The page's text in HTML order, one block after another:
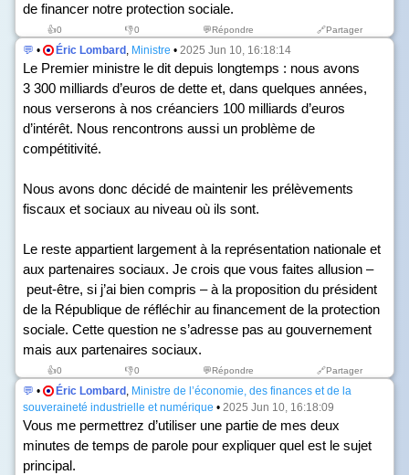
de financer notre protection sociale.
👍0 👎0 💬Répondre 🔗Partager
💬 • Éric Lombard , Ministre • 2025 Jun 10, 16:18:14
Le Premier ministre le dit depuis longtemps : nous avons
3 300 milliards d’euros de dette et, dans quelques années,
nous verserons à nos créanciers 100 milliards d’euros
d’intérêt. Nous rencontrons aussi un problème de
compétitivité.
Nous avons donc décidé de maintenir les prélèvements
fiscaux et sociaux au niveau où ils sont.
Le reste appartient largement à la représentation nationale et
aux partenaires sociaux. Je crois que vous faites allusion –
peut-être, si j’ai bien compris – à la proposition du président
de la République de réfléchir au financement de la protection
sociale. Cette question ne s’adresse pas au gouvernement
mais aux partenaires sociaux.
👍0 👎0 💬Répondre 🔗Partager
💬 • Éric Lombard , Ministre de l’économie, des finances et de la
souveraineté industrielle et numérique • 2025 Jun 10, 16:18:09
Vous me permettrez d’utiliser une partie de mes deux
minutes de temps de parole pour expliquer quel est le sujet
principal.